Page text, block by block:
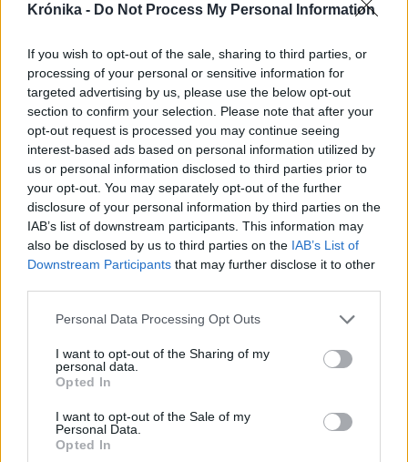
Krónika - Do Not Process My Personal Information
If you wish to opt-out of the sale, sharing to third parties, or
processing of your personal or sensitive information for
targeted advertising by us, please use the below opt-out
section to confirm your selection. Please note that after your
opt-out request is processed you may continue seeing
interest-based ads based on personal information utilized by
us or personal information disclosed to third parties prior to
your opt-out. You may separately opt-out of the further
disclosure of your personal information by third parties on the
IAB’s list of downstream participants. This information may
also be disclosed by us to third parties on the IAB’s List of
Downstream Participants that may further disclose it to other
Personal Data Processing Opt Outs
I want to opt-out of the Sharing of my
personal data.
Opted In
I want to opt-out of the Sale of my
Personal Data.
Opted In
2026. augusztus 07., péntek
Lekapcsolhatják a hálózatról a
nagyfogyasztókat energiahiány
esetén